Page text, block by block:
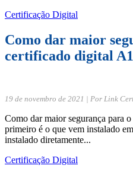
Certificação Digital
Como dar maior
certificado digital A1
19 de novembro de 2021 | Por Link
Como dar maior segurança para
primeiro é o que vem instalado
instalado diretamente...
Certificação Digital